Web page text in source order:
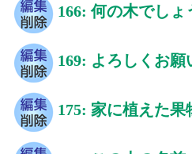
166: 何の木でしょ
169: よろしくお願
175: 家に植えた果